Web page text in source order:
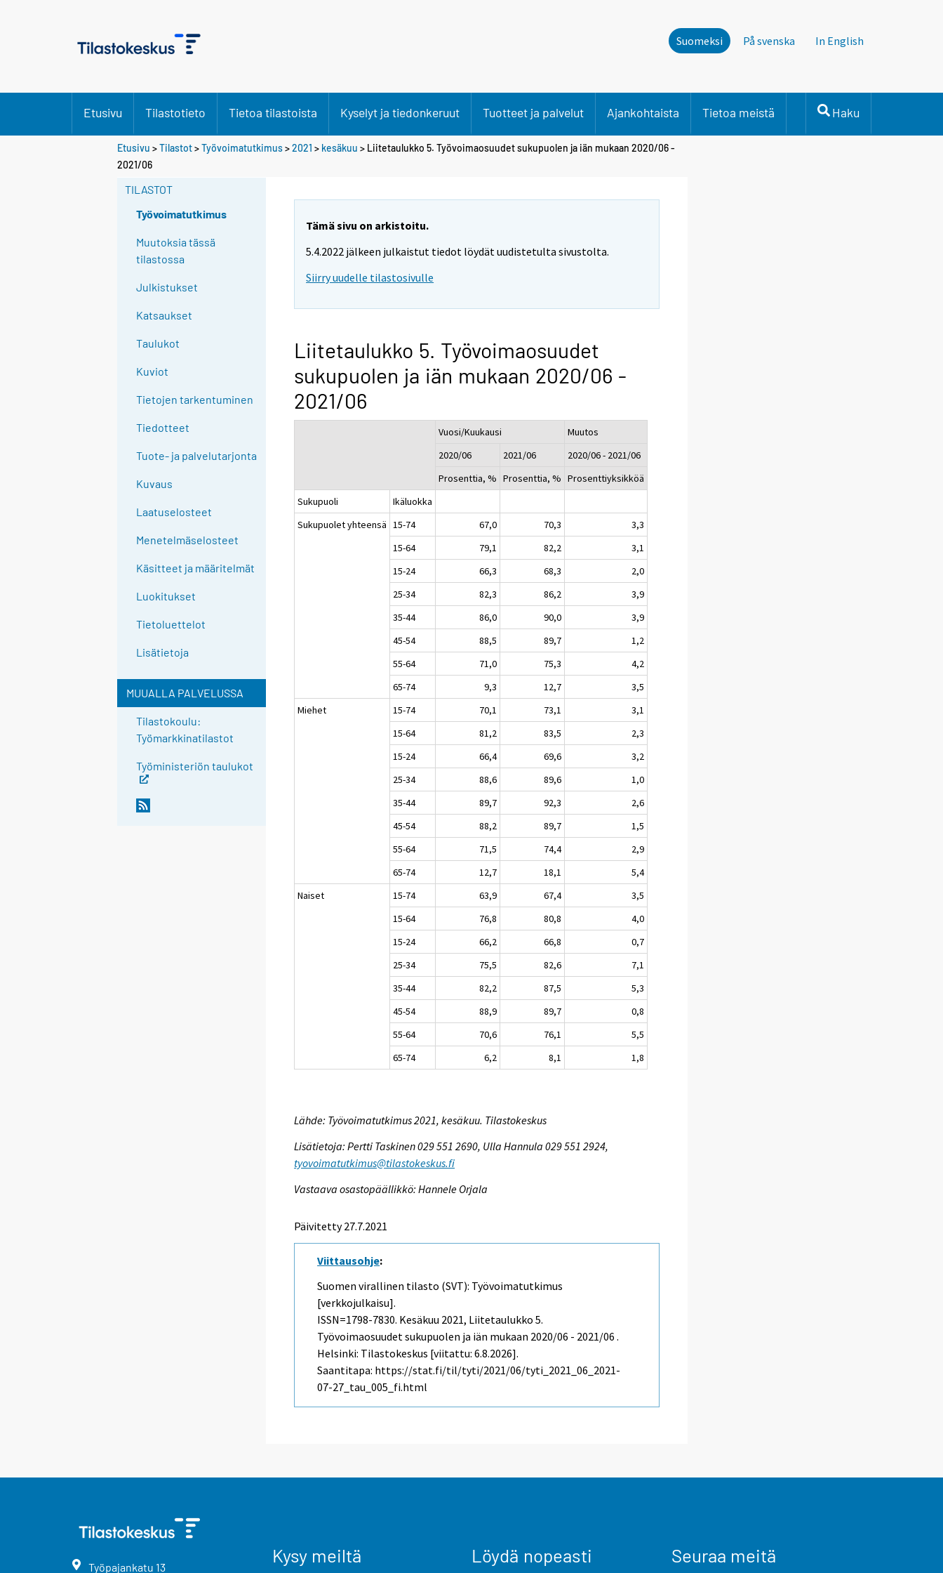
Suomeksi På svenska In English
Etusivu Tilastotieto Tietoa tilastoista Kyselyt ja tiedonkeruut Tuotteet ja palvelut Ajankohtaista Tietoa meistä Haku
Etusivu >Tilastot>Työvoimatutkimus>2021 > kesäkuu > Liitetaulukko 5. Työvoimaosuudet sukupuolen ja iän mukaan 2020/06 -
2021/06
TILASTOT
Työvoimatutkimus
Muutoksia tässä
tilastossa
Julkistukset
Katsaukset
Taulukot
Kuviot
Tietojen tarkentuminen
Tiedotteet
Tuote- ja palvelutarjonta
Kuvaus
Laatuselosteet
Menetelmäselosteet
Käsitteet ja määritelmät
Luokitukset
Tietoluettelot
Lisätietoja
MUUALLA PALVELUSSA
Tilastokoulu:
Työmarkkinatilastot
Työministeriön taulukot
Tämä sivu on arkistoitu.
5.4.2022 jälkeen julkaistut tiedot löydät uudistetulta sivustolta.
Siirry uudelle tilastosivulle
Liitetaulukko 5. Työvoimaosuudet
sukupuolen ja iän mukaan 2020/06 -
2021/06
Vuosi/Kuukausi
Muutos
2020/06
2021/06
2020/06 - 2021/06
Prosenttia, % Prosenttia, % Prosenttiyksikköä
Sukupuoli
Ikäluokka
Sukupuolet yhteensä 15-74 67,0 70,3
3,3
15-64
79,1 82,2
3,1
15-24
66,3 68,3
2,0
25-34
82,3 86,2
3,9
35-44
86,0 90,0
3,9
45-54
88,5 89,7
1,2
55-64
71,0 75,3
4,2
65-74
9,3 12,7
3,5
Miehet
15-74 70,1 73,1
3,1
15-64
81,2 83,5
2,3
15-24
66,4 69,6
3,2
25-34
88,6 89,6
1,0
35-44
89,7 92,3
2,6
45-54
88,2 89,7
1,5
55-64
71,5 74,4
2,9
65-74
12,7 18,1
5,4
Naiset
15-74 63,9 67,4
3,5
15-64
76,8 80,8
4,0
15-24
66,2 66,8
0,7
25-34
75,5 82,6
7,1
35-44
82,2 87,5
5,3
45-54
88,9 89,7
0,8
55-64
70,6 76,1
5,5
65-74
6,2 8,1 1,8
Lähde: Työvoimatutkimus 2021, kesäkuu. Tilastokeskus
Lisätietoja: Pertti Taskinen 029 551 2690, Ulla Hannula 029 551 2924,
tyovoimatutkimus@tilastokeskus.fi
Vastaava osastopäällikkö: Hannele Orjala
Päivitetty 27.7.2021
Viittausohje:
Suomen virallinen tilasto (SVT): Työvoimatutkimus
[verkkojulkaisu].
ISSN=1798-7830. Kesäkuu 2021, Liitetaulukko 5.
Työvoimaosuudet sukupuolen ja iän mukaan 2020/06 - 2021/06 .
Helsinki: Tilastokeskus [viitattu: 6.8.2026].
Saantitapa: https://stat.fi/til/tyti/2021/06/tyti_2021_06_2021-
07-27_tau_005_fi.html
Työpajankatu 13
Kysy meiltä Löydä nopeasti Seuraa meitä